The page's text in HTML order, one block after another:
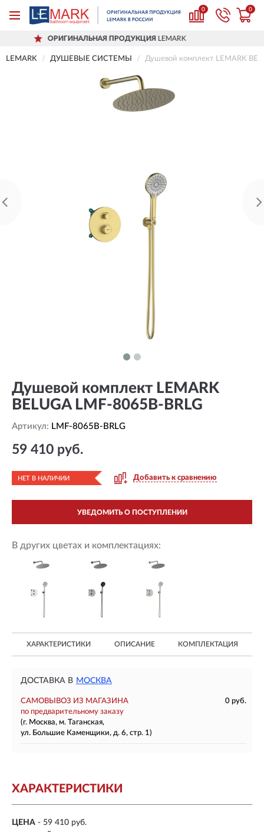
0 0
ПРОДУКЦИЯLEMARK
LEMARK ДУШЕВЫЕ СИСТЕМЫ Душевой комплект LEMARK
Душевой комплект LEMARK
BELUGA LMF-8065B-BRLG
Артикул: LMF-8065B-BRLG
59 410 руб.
НЕТ В НАЛИЧИИ Добавить к сравнению
УВЕДОМИТЬ О ПОСТУПЛЕНИИ
В других цветах и комплектациях:
ХАРАКТЕРИСТИКИ ОПИСАНИЕ КОМПЛЕКТАЦИЯ
ДОСТАВКА В МОСКВА
САМОВЫВОЗ ИЗ МАГАЗИНА
0 руб.
по предварительному заказу
(г. Москва, м. Таганская,
ул. Большие Каменщики, д. 6, стр. 1)
ХАРАКТЕРИСТИКИ
ЦЕНА - 59 410 руб.